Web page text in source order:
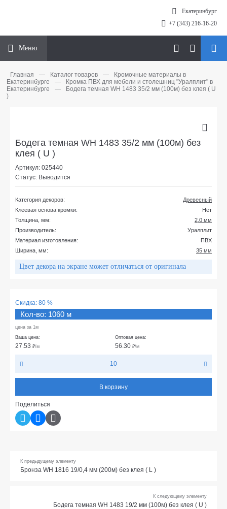
Екатеринбург
+7 (343) 216-16-20
Меню
Главная — Каталог товаров —
Кромочные материалы в
Екатеринбурге
—
Кромка ПВХ для мебели и столешниц "Уралплит" в
Екатеринбурге
—
Бодега темная WH 1483 35/2 мм (100м) без клея ( U
)
Бодега темная WH 1483 35/2 мм (100м) без
клея ( U )
Артикул: 025440
Статус: Выводится
Категория декоров:
Древесный
Клеевая основа кромки:
Нет
Толщина, мм:
2,0 мм
Производитель:
Уралплит
Материал изготовления:
ПВХ
Ширина, мм:
35 мм
Цвет декора на экране может отличаться от оригинала
Скидка: 80 %
Кол-во: 1060 м
цена за 1м
Ваша цена:
27.53 ₽/м
Оптовая цена:
56.30 ₽/м
10
В корзину
Поделиться
К предыдущему элементу
Бронза WH 1816 19/0,4 мм (200м) без клея ( L )
К следующему элементу
Бодега темная WH 1483 19/2 мм (100м) без клея ( U )